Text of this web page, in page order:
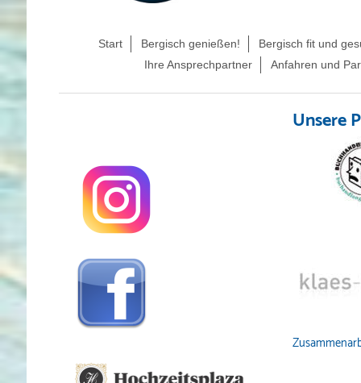
Start Bergisch genießen!
Bergisch fit und
Ihre Ansprechpartner
Anfahren und
Unsere